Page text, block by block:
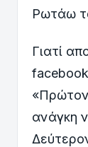
Ρωτάω
Γιατί
ανάγκη